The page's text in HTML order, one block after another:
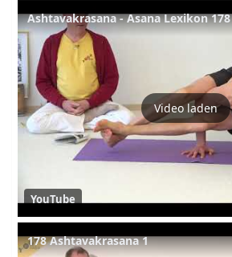
Ashtavakrasana - Asana Lexikon 178
Video laden
YouTube
178 Ashtavakrasana 1